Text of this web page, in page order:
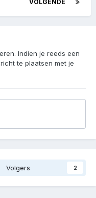
VOLGENDE
Indien je reeds een
te plaatsen met je
Volgers 2